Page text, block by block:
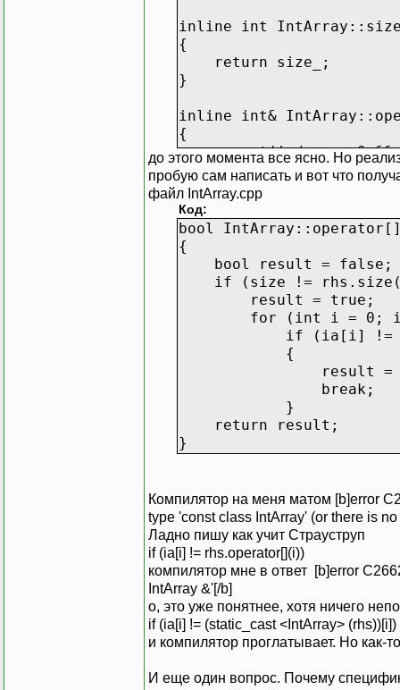
inline int
{
return size_;
}
inline int&
{
assert(index >= 0 &&
return ia_[i];
}
до этого момента все ясно. Но
пробую сам написать и вот что
файл IntArray.cpp
Код:
bool
{
bool result = false;
if (size !=
result = true;
for (int i = 0; int
if (ia[i] != rhs[i])
{
result =
break;
}
return result;
}
Компилятор на меня матом [b]error
type 'const class IntArray' (or there is
Ладно пишу как учит Страуструп
if (ia[i] != rhs.operator[](i))
компилятор мне в ответ [b]error
IntArray &'[/b]
о, это уже понятнее, хотя ничего
if (ia[i] != (static_cast <IntArray> (rhs))[i])
и компилятор проглатывает. Но как-
И еще один вопрос. Почему